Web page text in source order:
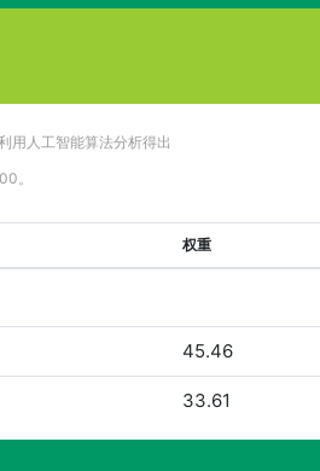
用人工智能算法分析得出
。
权重
45.46
33.61